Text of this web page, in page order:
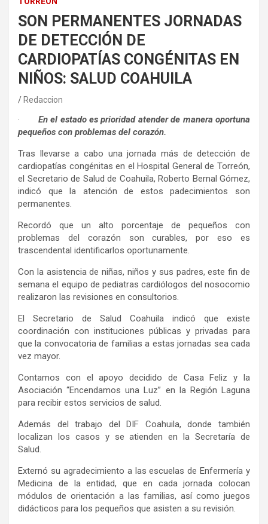
SON PERMANENTES JORNADAS
DE DETECCIÓN DE
CARDIOPATÍAS CONGÉNITAS EN
NIÑOS: SALUD COAHUILA
Redaccion
·
En el estado es prioridad atender de manera oportuna
pequeños con problemas del corazón.
Tras llevarse a cabo una jornada más de detección de
cardiopatías congénitas en el Hospital General de Torreón,
el Secretario de Salud de Coahuila, Roberto Bernal Gómez,
indicó que la atención de estos padecimientos son
permanentes.
Recordó que un alto porcentaje de pequeños con
problemas del corazón son curables, por eso es
trascendental identificarlos oportunamente.
Con la asistencia de niñas, niños y sus padres, este fin de
semana el equipo de pediatras cardiólogos del nosocomio
realizaron las revisiones en consultorios.
El Secretario de Salud Coahuila indicó que existe
coordinación con instituciones públicas y privadas para
que la convocatoria de familias a estas jornadas sea cada
vez mayor.
Contamos con el apoyo decidido de Casa Feliz y la
Asociación “Encendamos una Luz” en la Región Laguna
para recibir estos servicios de salud.
Además del trabajo del DIF Coahuila, donde también
localizan los casos y se atienden en la Secretaría de
Salud.
Externó su agradecimiento a las escuelas de Enfermería y
Medicina de la entidad, que en cada jornada colocan
módulos de orientación a las familias, así como juegos
didácticos para los pequeños que asisten a su revisión.